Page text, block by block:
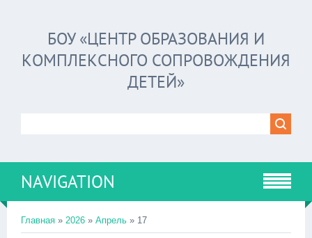
БОУ «ЦЕНТР ОБРАЗОВАНИЯ И
КОМПЛЕКСНОГО СОПРОВОЖДЕНИЯ
ДЕТЕЙ»
NAVIGATION
Главная » 2026 » Апрель » 17